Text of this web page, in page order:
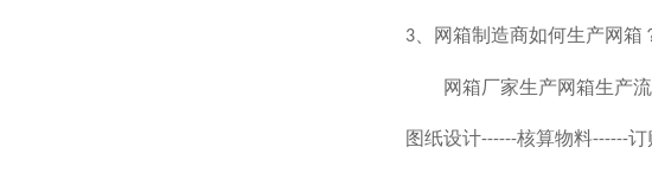
3 、网箱制造商如何生产网箱
网箱厂家生产网箱生产流程
图纸设计------核算物料------订